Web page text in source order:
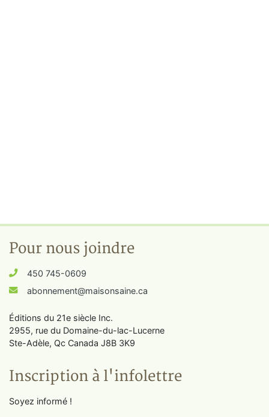
Pour nous joindre
450 745-0609
abonnement@maisonsaine.ca
Éditions du 21e siècle Inc.
2955, rue du Domaine-du-lac-Lucerne
Ste-Adèle, Qc Canada J8B 3K9
Inscription à l'infolettre
Soyez informé !